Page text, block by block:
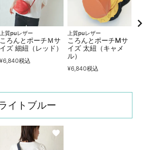
上質puレザー
ころんとポーチＭサ
イズ 細紐（レッド）
¥6,840税込
上質puレザー
ころんとポーチMサ
イズ 太紐（キャメ
ル）
¥6,840税込
イトブルー